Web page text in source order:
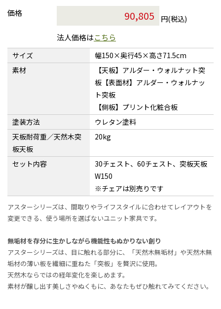
価格
円(税込)
法人価格はこちら
サイズ
幅150×奥行45×高さ71.5cm
素材
【天板】アルダー・ウォルナット突
板【表面材】アルダー・ウォルナッ
ト突板
【側板】プリント化粧合板
塗装方法
ウレタン塗料
天板耐荷重／天然木突
板天板
20kg
セット内容
30チェスト、60チェスト、突板天板
W150
※チェアは別売りです
アスターシリーズは、間取りやライフスタイルに合わせてレイアウトを
変更できる、使う場所を選ばないユニット家具です。
無垢材を存分に生かしながら機能性もぬかりない創り
アスターシリーズは、目に触れる部分に、「天然木無垢材」や天然木無
垢材の薄い板を繊細に重ねた「突板」を贅沢に使用。
天然木ならではの経年変化を楽しめます。
素材が醸し出す美しさやぬくもに、あなたもぜひ触れてみてください。